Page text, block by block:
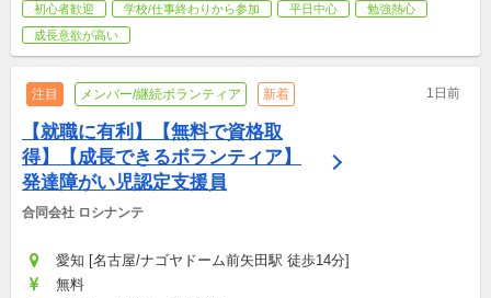
初心者歓迎 学校/仕事終わりから参加 平日中心
勉強熱心
成長意欲が高い
注目 メンバー/継続ボランティア 新着 1日前
【就職に有利】【無料で資格取
得】【成長できるボランティア】
発達障がい児認定支援員
合同会社 ロシナンテ
愛知 [名古屋/ナゴヤドーム前矢田駅 徒歩14分]
無料